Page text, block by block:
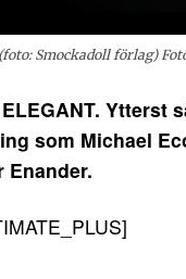
Smockadoll förlag)
ELEGANT.
som Michael